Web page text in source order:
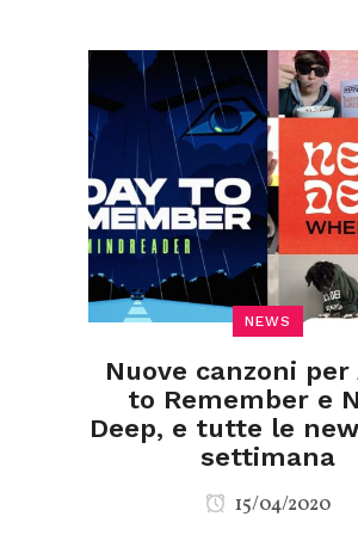
NEWS
Nuove canzoni per
to Remember e
Deep, e tutte le
settimana
15/04/2020